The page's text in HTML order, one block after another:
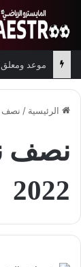
موعد ومعلق
الرئيسية / نصف
نصف
2022